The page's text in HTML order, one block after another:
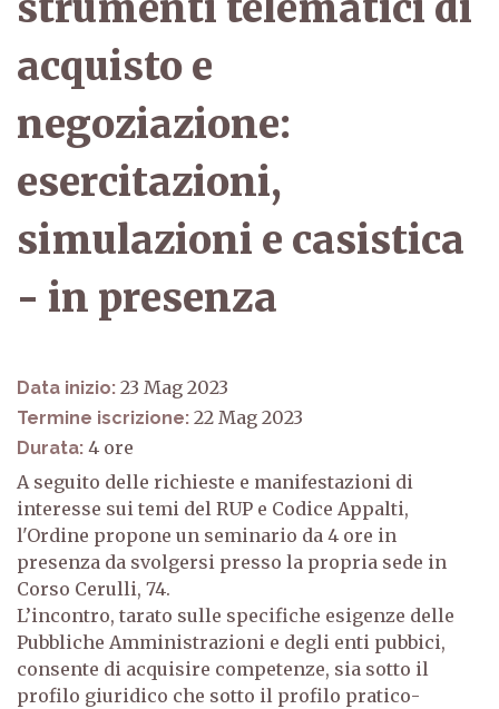
acquisto e
negoziazione:
esercitazioni,
simulazioni e casistica
- in presenza
Data inizio: 23 Mag 2023
Termine iscrizione: 22 Mag 2023
Durata: 4
A seguito delle richieste e manifestazioni di
interesse sui temi del RUP e Codice Appalti,
l'Ordine propone un seminario da 4 ore in
presenza da svolgersi presso la propria sede in
Corso Cerulli, 74.
L’incontro, tarato sulle specifiche esigenze delle
Pubbliche Amministrazioni e degli enti pubbici,
consente di acquisire competenze, sia sotto il
profilo giuridico che sotto il profilo pratico-